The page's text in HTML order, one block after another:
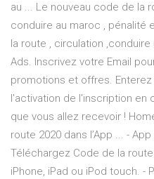
au ... Le nouveau code de la
conduire au maroc , pénalité
la route , circulation
Ads. Inscrivez votre Email
promotions et offres. Enterez
l'activation de l'inscription en
que vous allez recevoir !
route 2020 dans l’App ... -
Téléchargez Code de la
iPhone, iPad ou iPod touch. ‎-